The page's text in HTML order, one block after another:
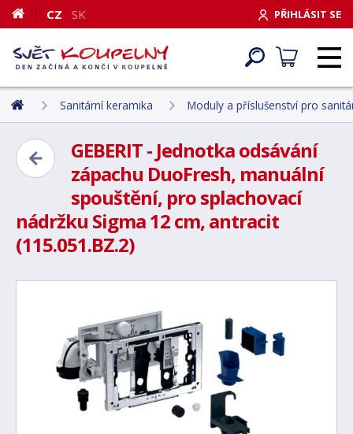
PŘIHLÁSIT SE
CZ SK
Sanitární keramika Moduly a příslušenství pro
GEBERIT - Jednotka odsávání
zápachu DuoFresh, manuální
spouštění, pro splachovací
nádržku Sigma 12 cm, antracit
(115.051.BZ.2)